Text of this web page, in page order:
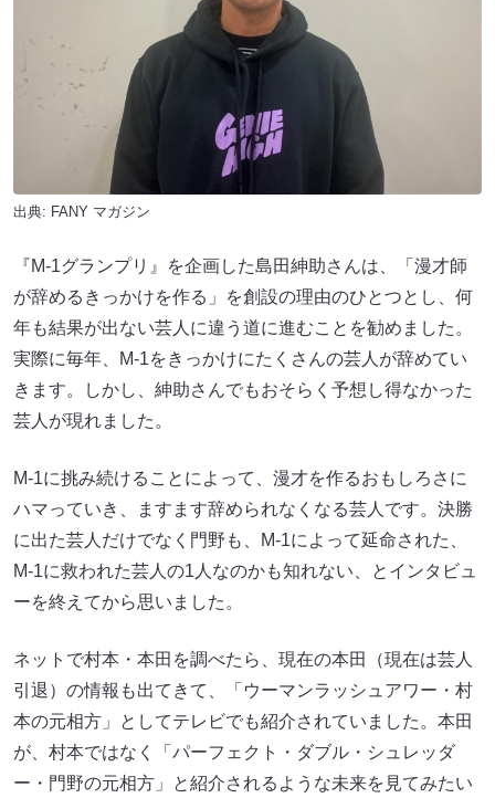
出典: FANY マガジン
『M-1グランプリ』を企画した島田紳助さんは、「漫才師
が辞めるきっかけを作る」を創設の理由のひとつとし、何
年も結果が出ない芸人に違う道に進むことを勧めました。
実際に毎年、M-1をきっかけにたくさんの芸人が辞めてい
きます。しかし、紳助さんでもおそらく予想し得なかった
芸人が現れました。
M-1に挑み続けることによって、漫才を作るおもしろさに
ハマっていき、ますます辞められなくなる芸人です。決勝
に出た芸人だけでなく門野も、M-1によって延命された、
M-1に救われた芸人の1人なのかも知れない、とインタビュ
ーを終えてから思いました。
ネットで村本・本田を調べたら、現在の本田（現在は芸人
引退）の情報も出てきて、「ウーマンラッシュアワー・村
本の元相方」としてテレビでも紹介されていました。本田
が、村本ではなく「パーフェクト・ダブル・シュレッダ
ー・門野の元相方」と紹介されるような未来を見てみたい